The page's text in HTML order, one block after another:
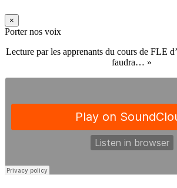
×
Porter nos voix
Lecture par les apprenants du cours de FLE
faudra… »